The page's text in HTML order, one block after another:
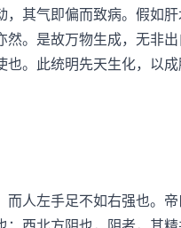
其气即偏而致病。假如
。是故万物生成，无非
。此统明先天生化，以成
人左手足不如右强也。